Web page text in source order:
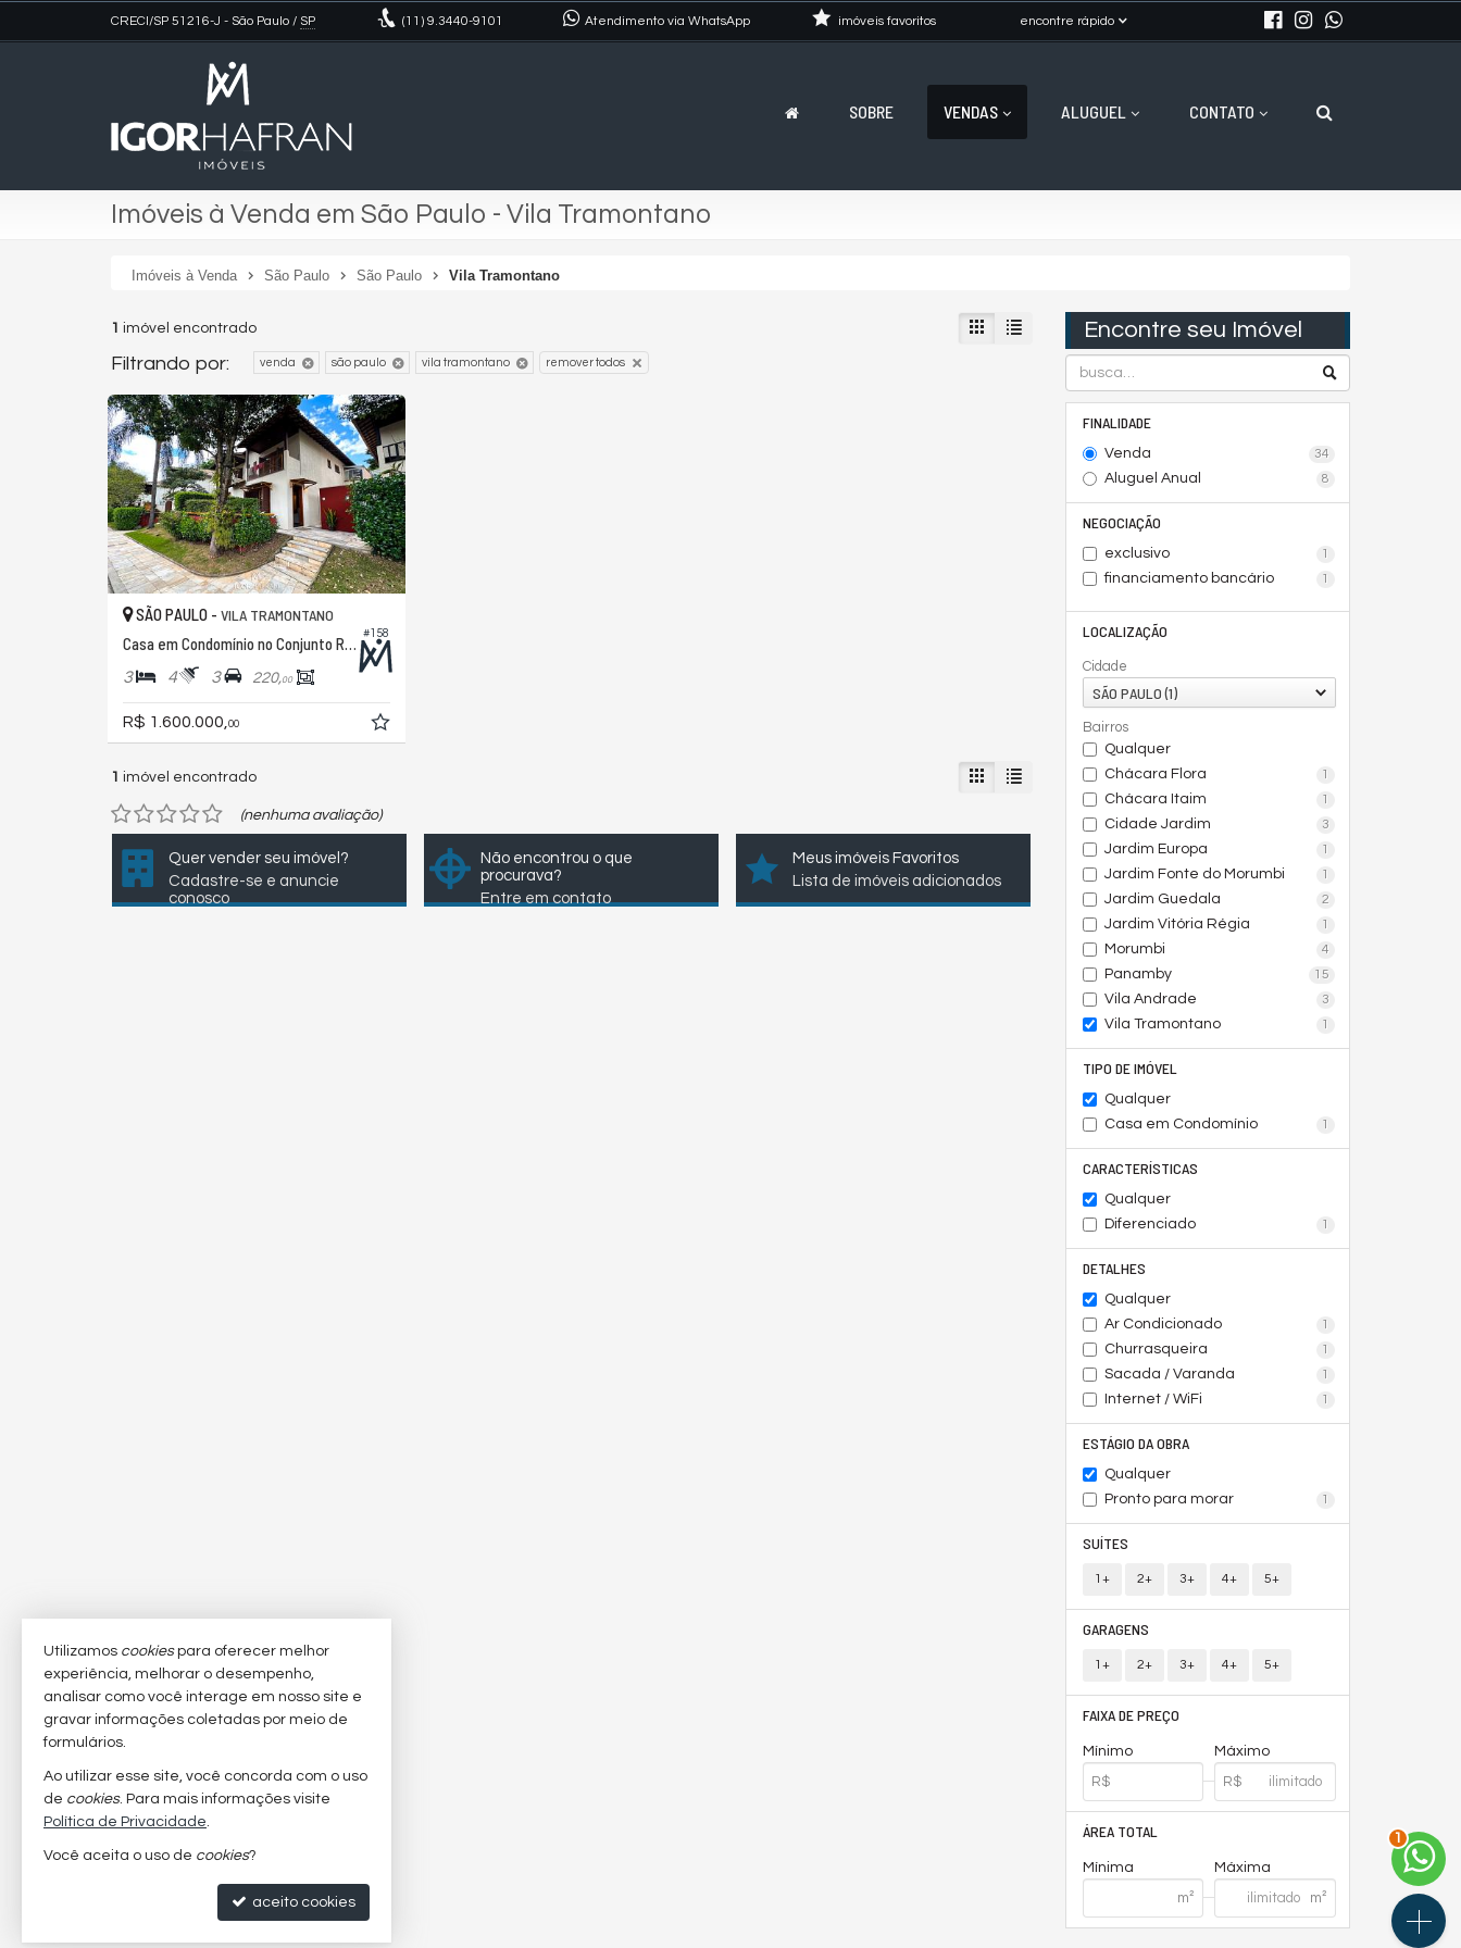
CRECI/SP 51216-J - São Paulo / SP (11) 9.3440-9101 Atendimento via WhatsApp encontre rápido
imóveis favoritos
SOBRE VENDAS ALUGUEL CONTATO
Imóveis à Venda em São Paulo - Vila Tramontano
Imóveis à Venda São Paulo São Paulo Vila Tramontano
Encontre seu Imóvel
FINALIDADE
Venda 34
Aluguel Anual 8
NEGOCIAÇÃO
exclusivo 1
financiamento bancário 1
LOCALIZAÇÃO
Cidade
SÃO PAULO (1)
Bairros
Qualquer
Chácara Flora
1
Chácara Itaim 1
Cidade Jardim 3
Jardim Europa 1
Jardim Fonte do Morumbi 1
Jardim Guedala 2
Jardim Vitória Régia 1
Morumbi 4
Panamby 15
Vila Andrade 3
Vila Tramontano 1
TIPO DE IMÓVEL
Qualquer
Casa em Condomínio
1
CARACTERÍSTICAS
Qualquer
Diferenciado
1
DETALHES
Qualquer
Ar Condicionado
1
Churrasqueira 1
Sacada / Varanda 1
Internet / WiFi 1
ESTÁGIO DA OBRA
Qualquer
Pronto para morar
1
SUÍTES
1+ 2+ 3+ 4+ 5+
GARAGENS
1+ 2+ 3+ 4+ 5+
FAIXA DE PREÇO
Mínimo Máximo
ÁREA TOTAL
Mínima Máxima
1 imóvel encontrado
Filtrando por: venda são paulo vila tramontano remover todos
#158
SÃO PAULO - VILA TRAMONTANO
Casa em Condomínio no Conjunto Residencial Jardim Ouro Preto
3 4 3 220,00
R$ 1.600.000, 00
1 imóvel encontrado
(nenhuma avaliação)
Quer vender seu imóvel?
Cadastre-se e anuncie
conosco
Não encontrou o que
procurava?
Entre em contato
Meus imóveis Favoritos
Lista de imóveis adicionados
2
Utilizamos cookiespara oferecer melhor
experiência, melhorar o desempenho,
analisar como você interage em nosso site e
gravar informações coletadas por meio de
formulários.
Ao utilizar esse site, você concorda com o uso
de cookies. Para mais informações visite
Política de Privacidade.
Você aceita o uso de cookies?
aceito cookies